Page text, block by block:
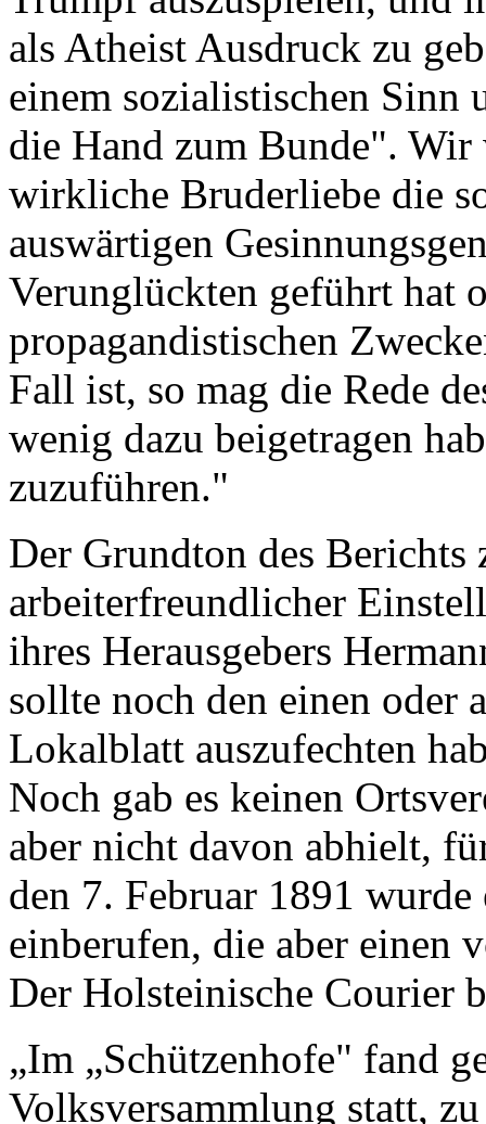
als Atheist Ausdruck zu
einem sozialistischen Sinn
die Hand zum Bunde".
wirkliche Bruderliebe die
auswärtigen
Verunglückten geführt hat
propagandistischen
Fall ist, so mag die Rede
wenig dazu beigetragen
zuzuführen."
Der Grundton des Berichts
arbeiterfreundlicher
ihres Herausgebers
sollte noch den einen oder
Lokalblatt auszufechten
Noch gab es keinen
aber nicht davon abhielt,
den 7. Februar 1891
einberufen, die aber einen
Der Holsteinische Courier
„Im „Schützenhofe" fand
Volksversammlung statt,